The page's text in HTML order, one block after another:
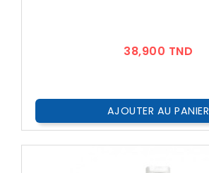
38,900 TND
AJOUTER AU PANIER